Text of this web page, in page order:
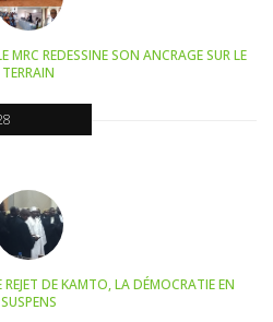
MRC REDESSINE SON ANCRAGE SUR LE
TERRAIN
DE KAMTO, LA DÉMOCRATIE EN
SUSPENS